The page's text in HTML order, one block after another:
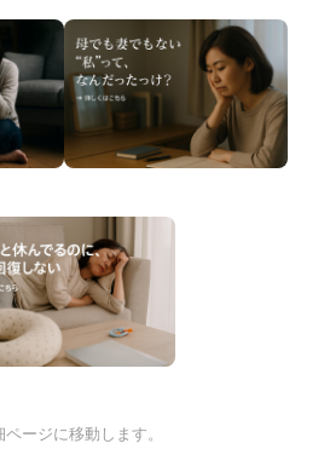
ージに移動します。